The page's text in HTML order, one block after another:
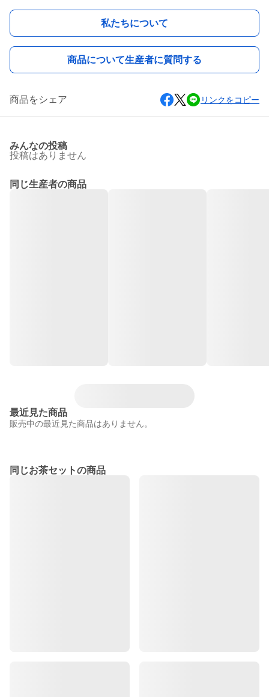
私たちについて
商品について生産者に質問する
商品をシェア リンクをコピー
みんなの投稿
投稿はありません
同じ生産者の商品
最近見た商品
販売中の最近見た商品はありません。
同じお茶セットの商品